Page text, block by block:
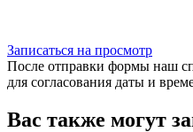
Записаться на просмотр
После отправки формы наш
для согласования даты и
Вас также могут